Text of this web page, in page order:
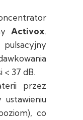
Activox.
< 37 dB.
przez
co